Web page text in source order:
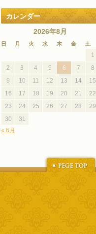
カレンダー
2026年8月
日 月 火 水 木 金 土
« 6月
1
2
3 4 5 6 7
8
9
10 11 12 13 14
15
16
17 18 19 20 21
22
23
24 25 26 27 28
29
30
31